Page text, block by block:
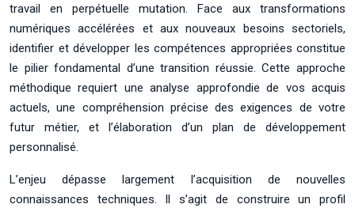
travail en perpétuelle mutation. Face aux transformations
numériques accélérées et aux nouveaux besoins sectoriels,
identifier et développer les compétences appropriées constitue
le pilier fondamental d’une transition réussie. Cette approche
méthodique requiert une analyse approfondie de vos acquis
actuels, une compréhension précise des exigences de votre
futur métier, et l’élaboration d’un plan de développement
personnalisé.
L’enjeu dépasse largement l’acquisition de nouvelles
connaissances techniques. Il s’agit de construire un profil